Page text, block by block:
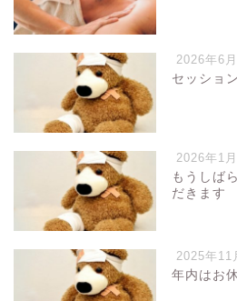
2026年6
セッショ
2026年1
もうしば
だきます
2025年11
年内はお